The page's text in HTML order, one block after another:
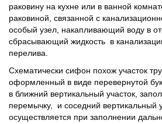
раковину на кухне или в ванной
раковиной, связанной с
особый узел, накапливающий воду в
сбрасывающий жидкость в
перелива.
Схематически сифон похож участок
оформленный в виде перевернутой
в ближний вертикальный участок,
перемычку, и соседний вертикальный
осуществляется при заполнении